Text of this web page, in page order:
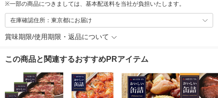
※一部の商品につきましては、基本配送料を当社が負担いたします。
在庫確認住所：東京都にお届け
賞味期限/使用期限・返品について
この商品と関連するおすすめPRアイテム